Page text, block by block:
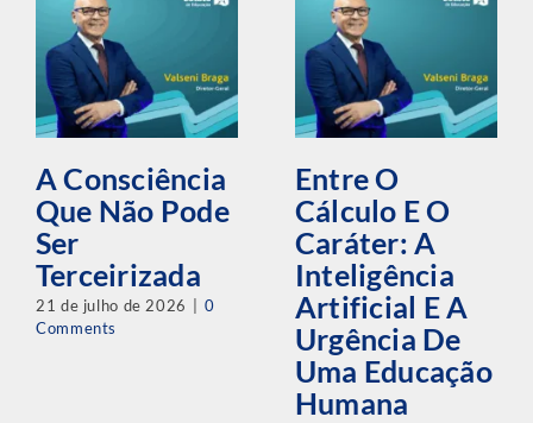
A Consciência
Que Não Pode
Ser
Terceirizada
21 de julho de 2026
0
Comments
Entre O
Cálculo E O
Caráter: A
Inteligência
Artificial E A
Urgência De
Uma Educação
Humana